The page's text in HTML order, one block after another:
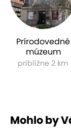
Prírodovedné
múzeum
približne 2 km
Mohlo by